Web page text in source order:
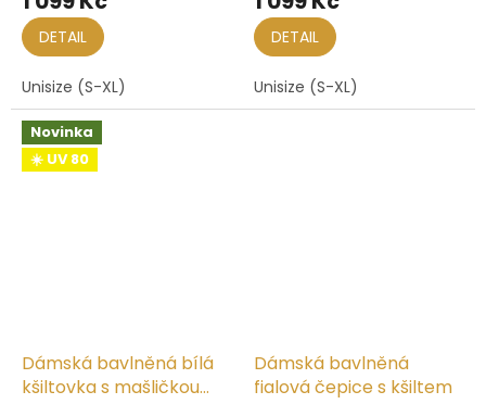
DETAIL
Unisize (S-XL)
DETAIL
Unisize (S-XL)
Novinka
☀️ UV 80
Dámská bavlněná bílá
kšiltovka s mašličkou
Dámská bavlněná
fialová čepice s kšiltem